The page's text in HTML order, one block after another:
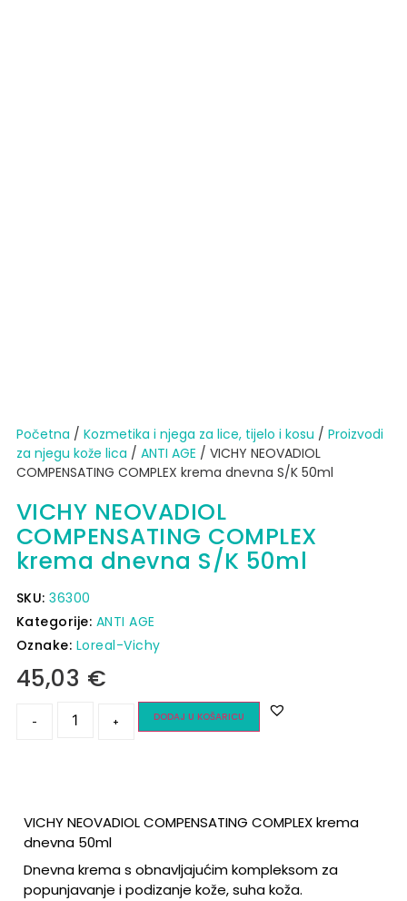
Početna / Kozmetika i njega za lice, tijelo i kosu / Proizvodi
za njegu kože lica / ANTI AGE / VICHY NEOVADIOL
COMPENSATING COMPLEX krema dnevna S/K 50ml
VICHY NEOVADIOL
COMPENSATING COMPLEX
krema dnevna S/K 50ml
SKU:36300
Kategorije: ANTI AGE
Oznake: Loreal-Vichy
45,03 €
- + DODAJ U KOŠARICU
VICHY NEOVADIOL COMPENSATING COMPLEX krema
dnevna 50ml
Dnevna krema s obnavljajućim kompleksom za
popunjavanje i podizanje kože, suha koža.